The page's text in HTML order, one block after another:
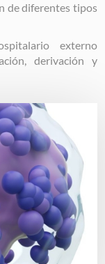
de diferentes tipos
externo
derivación y